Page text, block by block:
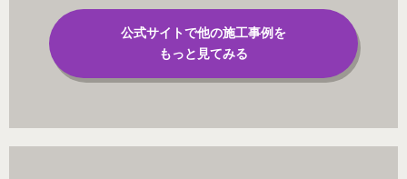
公式サイトで他の施工事例を
もっと見てみる